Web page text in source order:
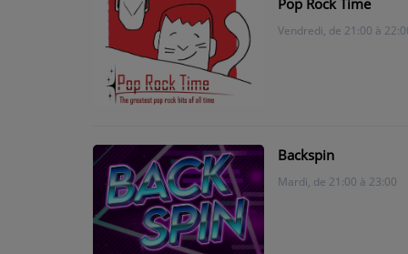
Vendredi, de 21:00 à
Backspin
Mardi, de 21:00 à 23:00